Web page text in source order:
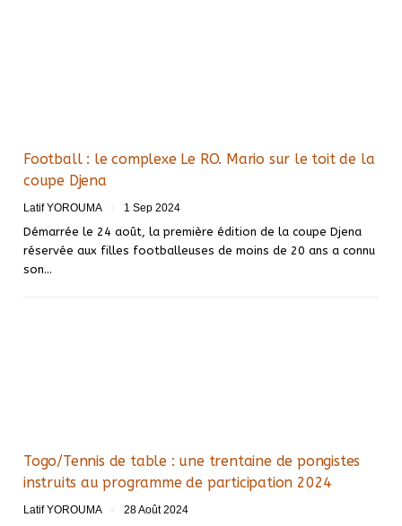
Football : le complexe Le RO. Mario sur le toit de la
coupe Djena
Latif YOROUMA 1 Sep 2024
Démarrée le 24 août, la première édition de la coupe Djena
réservée aux filles footballeuses de moins de 20 ans a connu
son…
Togo/Tennis de table : une trentaine de pongistes
instruits au programme de participation 2024
Latif YOROUMA 28 Août 2024